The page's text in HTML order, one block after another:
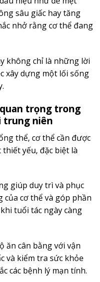
sâu giấc hay tăng
nhở rằng cơ thể đang
không chỉ là những lời
xây dựng một lối sống
trọng trong
trung niên
thể, cơ thể cần được
yếu, đặc biệt là
giúp duy trì và phục
của cơ thể và góp phần
tuổi tác ngày càng
ăn cân bằng với vận
và kiểm tra sức khỏe
các bệnh lý mạn tính.